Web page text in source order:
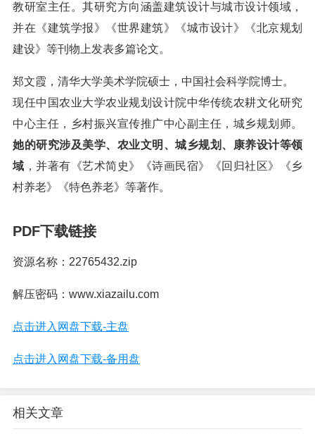
教研室主任。其研究方向涵盖建筑设计与城市设计领域，
并在《建筑学报》《世界建筑》《城市设计》《北京规划
建设》等刊物上发表多篇论文。
郑文霞，清华大学美术学院硕士，中国社会科学院博士。
现任中国农业大学农业规划设计院中华传统农耕文化研究
中心主任，乡村振兴宣传推广中心副主任，城乡规划师。
她的研究涉及美学、农业文明、城乡规划、康养设计等领
域 ，并著有《艺术简史》《诗画民宿》《回归社区》《乡
村养老》《特色养老》等著作。
PDF下载链接
资源名称：22765432.zip
解压密码：www.xiazailu.com
点击进入网盘下载-主盘
点击进入网盘下载-备用盘
相关文章